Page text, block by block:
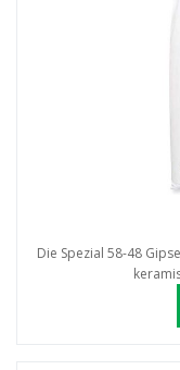
Die Spezial 58-48